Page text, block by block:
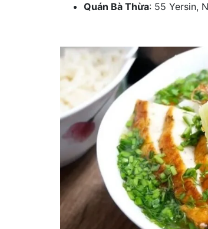
Quán Bà Thừa: 55 Yersin,